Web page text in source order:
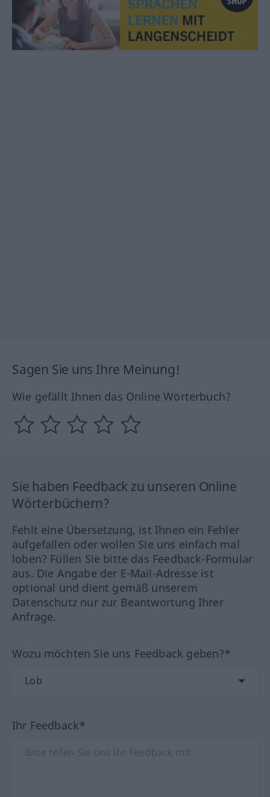
Sagen Sie uns Ihre Meinung!
Wie gefällt Ihnen das Online Wörterbuch?
Sie haben Feedback zu unseren Online
Wörterbüchern?
Fehlt eine Übersetzung, ist Ihnen ein Fehler
aufgefallen oder wollen Sie uns einfach mal
loben? Füllen Sie bitte das Feedback-Formular
aus. Die Angabe der E-Mail-Adresse ist
optional und dient gemäß unserem
Datenschutz nur zur Beantwortung Ihrer
Anfrage.
Wozu möchten Sie uns Feedback geben?*
Ihr Feedback*